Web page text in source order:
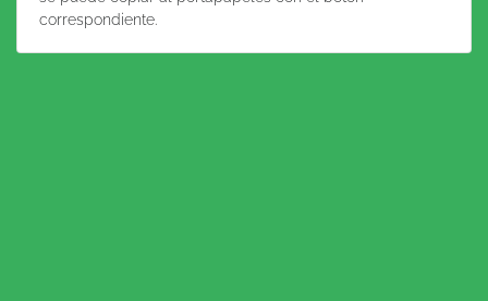
correspondiente.